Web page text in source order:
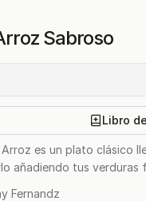
Sabroso
Libro
es un plato clásico
añadiendo tus verduras
Fernandz